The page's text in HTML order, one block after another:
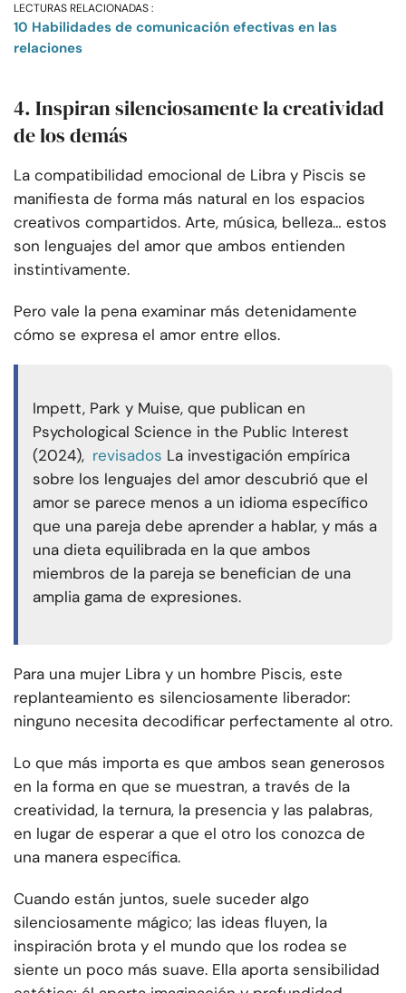
LECTURAS RELACIONADAS :
10 Habilidades de comunicación efectivas en las
relaciones
4. Inspiran silenciosamente la creatividad
de los demás
La compatibilidad emocional de Libra y Piscis se
manifiesta de forma más natural en los espacios
creativos compartidos. Arte, música, belleza… estos
son lenguajes del amor que ambos entienden
instintivamente.
Pero vale la pena examinar más detenidamente
cómo se expresa el amor entre ellos.
Impett, Park y Muise, que publican en
Psychological Science in the Public Interest
(2024), revisados La investigación empírica
sobre los lenguajes del amor descubrió que el
amor se parece menos a un idioma específico
que una pareja debe aprender a hablar, y más a
una dieta equilibrada en la que ambos
miembros de la pareja se benefician de una
amplia gama de expresiones.
Para una mujer Libra y un hombre Piscis, este
replanteamiento es silenciosamente liberador:
ninguno necesita decodificar perfectamente al otro.
Lo que más importa es que ambos sean generosos
en la forma en que se muestran, a través de la
creatividad, la ternura, la presencia y las palabras,
en lugar de esperar a que el otro los conozca de
una manera específica.
Cuando están juntos, suele suceder algo
silenciosamente mágico; las ideas fluyen, la
inspiración brota y el mundo que los rodea se
siente un poco más suave. Ella aporta sensibilidad